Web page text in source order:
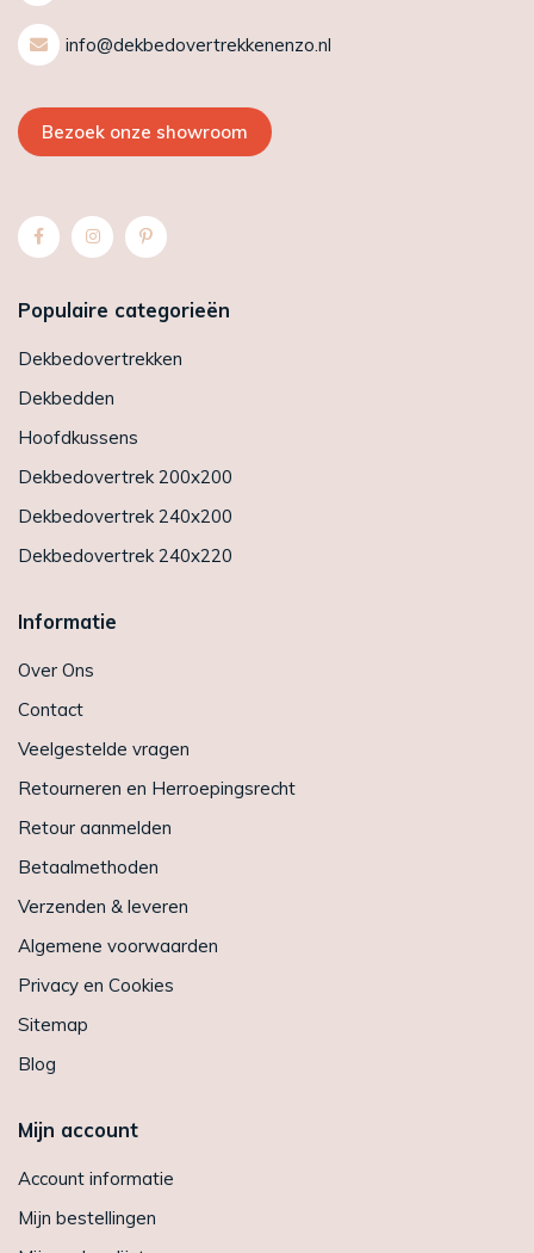
info@dekbedovertrekkenenzo.nl
Bezoek onze showroom
Populaire categorieën
Dekbedovertrekken
Dekbedden
Hoofdkussens
Dekbedovertrek 200x200
Dekbedovertrek 240x200
Dekbedovertrek 240x220
Informatie
Over Ons
Contact
Veelgestelde vragen
Retourneren en Herroepingsrecht
Retour aanmelden
Betaalmethoden
Verzenden & leveren
Algemene voorwaarden
Privacy en Cookies
Sitemap
Blog
Mijn account
Account informatie
Mijn bestellingen